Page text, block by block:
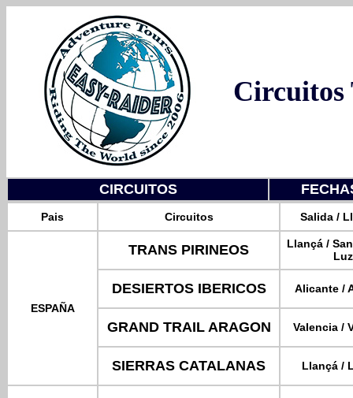
Circuitos
CIRCUITOS
Pais Circuitos Salida /
ESPAÑA
TRANS PIRINEOS
Llançá /
Luz
DESIERTOS IBERICOS Alicante /
GRAND TRAIL ARAGON Valencia /
SIERRAS CATALANAS Llançá /